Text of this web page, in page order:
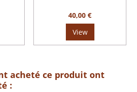
40,00 €
View
acheté ce produit ont
: